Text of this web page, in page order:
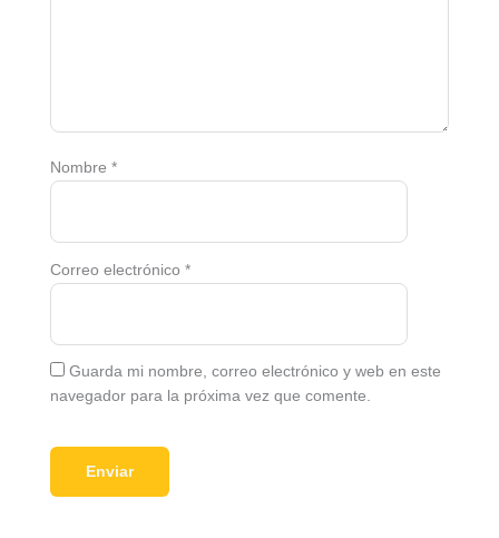
Nombre *
Correo electrónico *
Guarda mi nombre, correo electrónico y web en este
navegador para la próxima vez que comente.